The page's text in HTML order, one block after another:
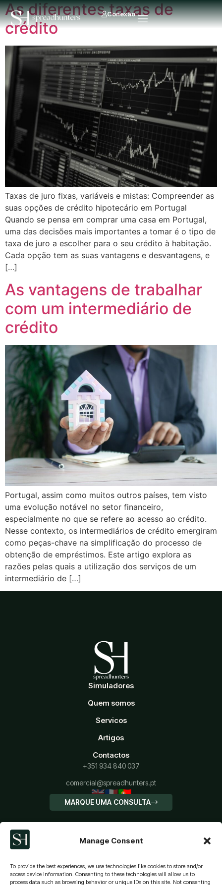
Manage Consent
To provide the best experiences, we use technologies like cookies to store and/or
access device information. Consenting to these technologies will allow us to
process data such as browsing behavior or unique IDs on this site. Not consenting
Conexão
As diferentes taxas de
crédito
Taxas de juro fixas, variáveis e mistas: Compreender as
suas opções de crédito hipotecário em Portugal
Quando se pensa em comprar uma casa em Portugal,
uma das decisões mais importantes a tomar é o tipo de
taxa de juro a escolher para o seu crédito à habitação.
Cada opção tem as suas vantagens e desvantagens, e
[…]
As vantagens de trabalhar
com um intermediário de
crédito
Portugal, assim como muitos outros países, tem visto
uma evolução notável no setor financeiro,
especialmente no que se refere ao acesso ao crédito.
Nesse contexto, os intermediários de crédito emergiram
como peças-chave na simplificação do processo de
obtenção de empréstimos. Este artigo explora as
razões pelas quais a utilização dos serviços de um
intermediário de […]
Simuladores
Quem somos
Servicos
Artigos
Contactos
+351 934 840 037
comercial@spreadhunters.pt
🇬🇧🇫🇷🇵🇹
MARQUE UMA CONSULTA
CALCULE SEU IMT